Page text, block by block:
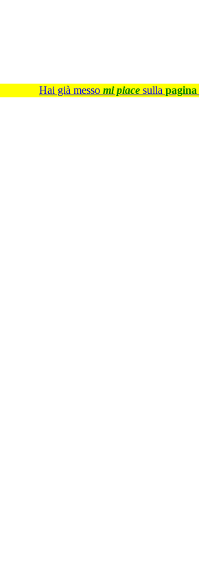
Hai già messo mi piace sulla pagina